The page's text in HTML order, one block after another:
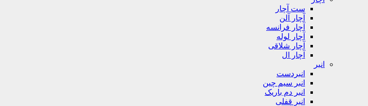
ست آچار
آچار آلن
آچار فرانسه
آچار لوله
آچار شلاقی
آچار ال
انبر
انبردست
انبر سیم چین
انبر دم باریک
انبر قفلی